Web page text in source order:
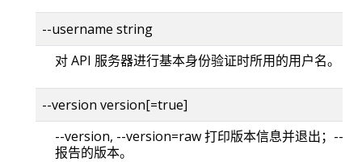
--username string
对 API 服务器进行基本身份验证时所用的用户名。
--version version[=true]
--version, --version=raw 打印版本信息并退出；--
报告的版本。